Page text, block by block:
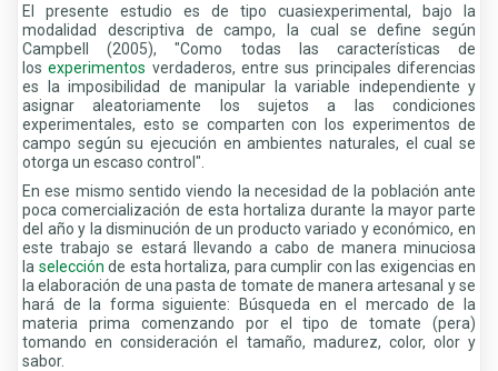
El presente estudio es de tipo cuasiexperimental, bajo la
modalidad descriptiva de campo, la cual se define según
Campbell (2005), "Como todas las características de
losexperimentos verdaderos, entre sus principales diferencias
es la imposibilidad de manipular la variable independiente y
asignar aleatoriamente los sujetos a las condiciones
experimentales, esto se comparten con los experimentos de
campo según su ejecución en ambientes naturales, el cual se
otorga un escaso control".
En ese mismo sentido viendo la necesidad de la población ante
poca comercialización de esta hortaliza durante la mayor parte
del año y la disminución de un producto variado y económico, en
este trabajo se estará llevando a cabo de manera minuciosa
la selección de esta hortaliza, para cumplir con las exigencias en
la elaboración de una pasta de tomate de manera artesanal y se
hará de la forma siguiente: Búsqueda en el mercado de la
materia prima comenzando por el tipo de tomate (pera)
tomando en consideración el tamaño, madurez, color, olor y
sabor.